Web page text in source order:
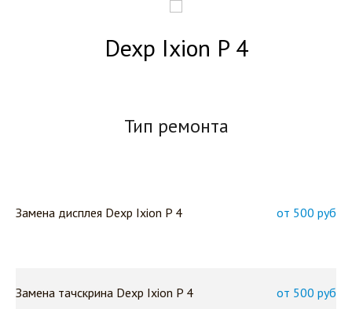
Dexp Ixion P 4
Тип ремонта
Замена дисплея Dexp Ixion P 4 от 500 руб
Замена тачскрина Dexp Ixion P 4 от 500 руб